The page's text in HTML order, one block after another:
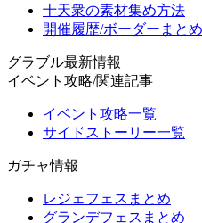
十天衆の素材集め方法
開催履歴/ボーダーまとめ
グラブル最新情報
イベント攻略/関連記事
イベント攻略一覧
サイドストーリー一覧
ガチャ情報
レジェフェスまとめ
グランデフェスまとめ